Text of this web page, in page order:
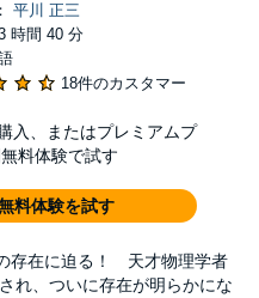
平川 正三
時間 40 分
18件のカスタマー
入、またはプレミアムプ
料体験で試す
料体験を試す
存在に迫る！ 天才物理学者
れ、ついに存在が明らかにな